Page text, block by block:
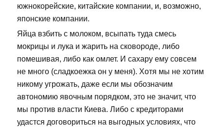
южнокорейские, китайские компании, и, возможно,
японские компании.
Яйца взбить с молоком, всыпать туда смесь
мокрицы и лука и жарить на сковороде, либо
помешивая, либо как омлет. И сахару ему совсем
не много (сладкоежка он у меня). Хотя мы не хотим
никому угрожать, даже если мы обозначим
автономию явочным порядком, это не значит, что
мы против власти Киева. Либо с кредиторами
удастся договориться на выгодных условиях, что